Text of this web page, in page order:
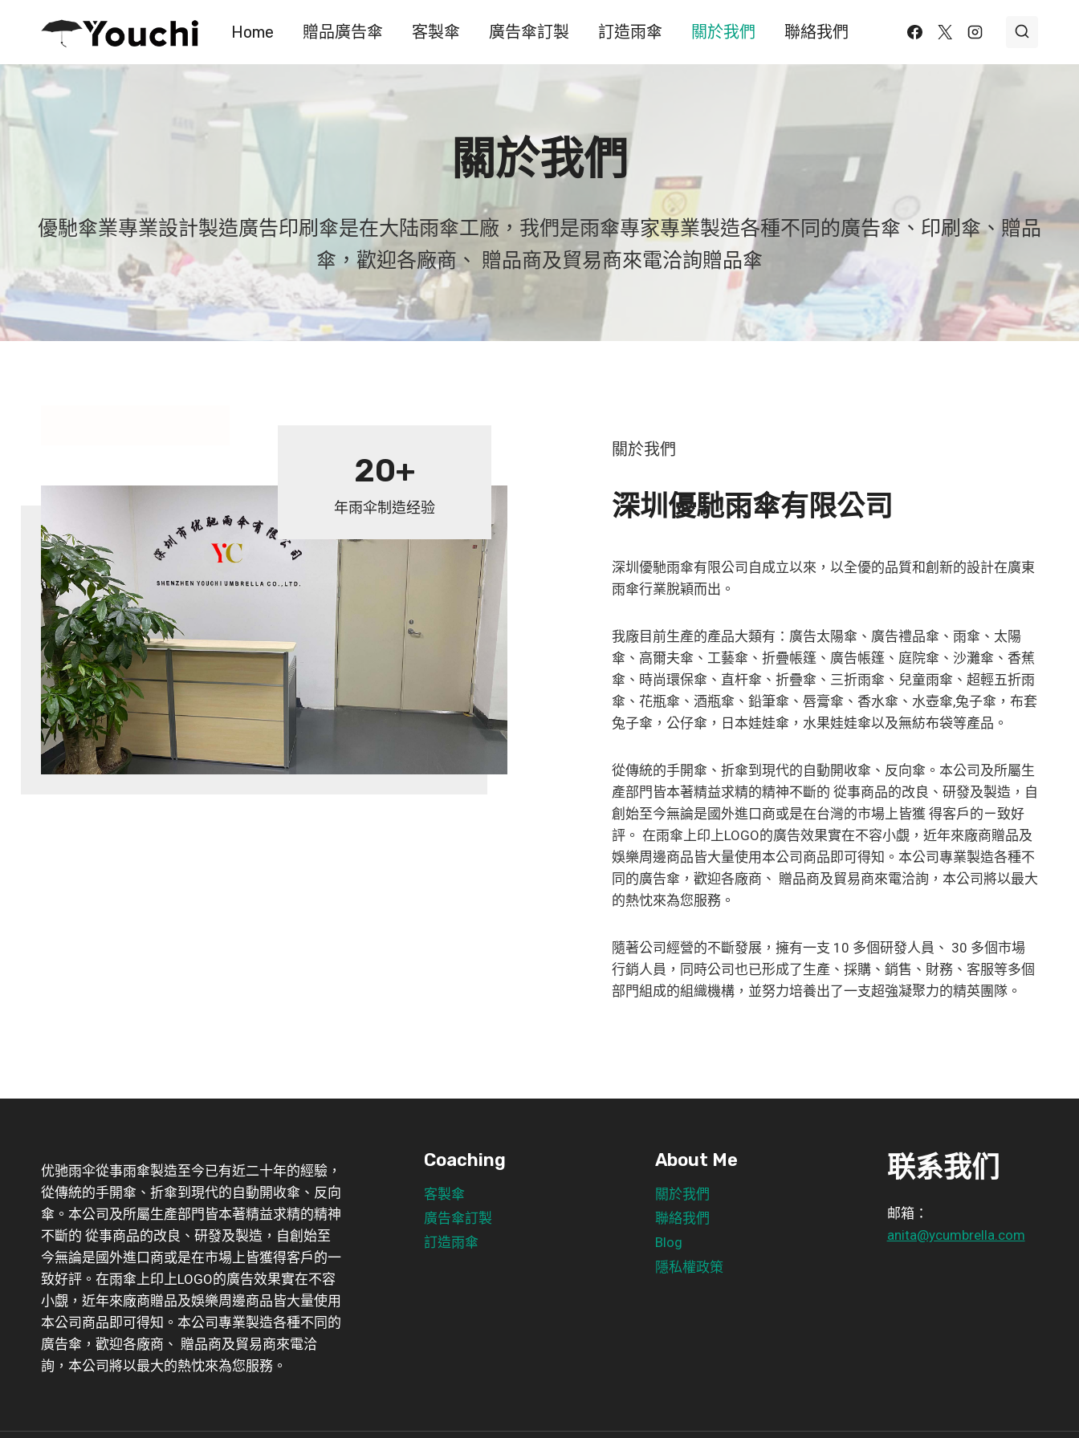
Home 贈品廣告傘 客製傘 廣告傘訂製 訂造雨傘 關於我們 聯絡我們
關於我們
優馳傘業專業設計製造廣告印刷傘是在大陆雨傘工廠，我們是雨傘專家專業製造各種不同的廣告傘、印刷傘、贈品
傘，歡迎各廠商、 贈品商及貿易商來電洽詢贈品傘
20+
年雨伞制造经验
關於我們
深圳優馳雨傘有限公司
深圳優馳雨傘有限公司自成立以來，以全優的品質和創新的設計在廣東
雨傘行業脫穎而出。
我廠目前生產的產品大類有：廣告太陽傘、廣告禮品傘、雨傘、太陽
傘、高爾夫傘、工藝傘、折疊帳篷、廣告帳篷、庭院傘、沙灘傘、香蕉
傘、時尚環保傘、直杆傘、折疊傘、三折雨傘、兒童雨傘、超輕五折雨
傘、花瓶傘、酒瓶傘、鉛筆傘、唇膏傘、香水傘、水壺傘,兔子傘，布套
兔子傘，公仔傘，日本娃娃傘，水果娃娃傘以及無紡布袋等產品。
從傳統的手開傘、折傘到現代的自動開收傘、反向傘。本公司及所屬生
產部門皆本著精益求精的精神不斷的 從事商品的改良、研發及製造，自
創始至今無論是國外進口商或是在台灣的市場上皆獲 得客戶的ㄧ致好
評。 在雨傘上印上LOGO的廣告效果實在不容小覷，近年來廠商贈品及
娛樂周邊商品皆大量使用本公司商品即可得知。本公司專業製造各種不
同的廣告傘，歡迎各廠商、 贈品商及貿易商來電洽詢，本公司將以最大
的熱忱來為您服務。
隨著公司經營的不斷發展，擁有一支 10 多個研發人員、 30 多個市場
行銷人員，同時公司也已形成了生產、採購、銷售、財務、客服等多個
部門組成的組織機構，並努力培養出了一支超強凝聚力的精英團隊。
优驰雨伞從事雨傘製造至今已有近二十年的經驗，
從傳統的手開傘、折傘到現代的自動開收傘、反向
傘。本公司及所屬生產部門皆本著精益求精的精神
不斷的 從事商品的改良、研發及製造，自創始至
今無論是國外進口商或是在市場上皆獲得客戶的一
致好評。在雨傘上印上LOGO的廣告效果實在不容
小覷，近年來廠商贈品及娛樂周邊商品皆大量使用
本公司商品即可得知。本公司專業製造各種不同的
廣告傘，歡迎各廠商、 贈品商及貿易商來電洽
詢，本公司將以最大的熱忱來為您服務。
Coaching
客製傘
廣告傘訂製
訂造雨傘
About Me
關於我們
聯絡我們
Blog
隱私權政策
联系我们
邮箱：
anita@ycumbrella.com